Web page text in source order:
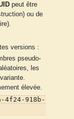
peut être
ou de
versions :
pseudo-
les
élevée.
4f24-918b-